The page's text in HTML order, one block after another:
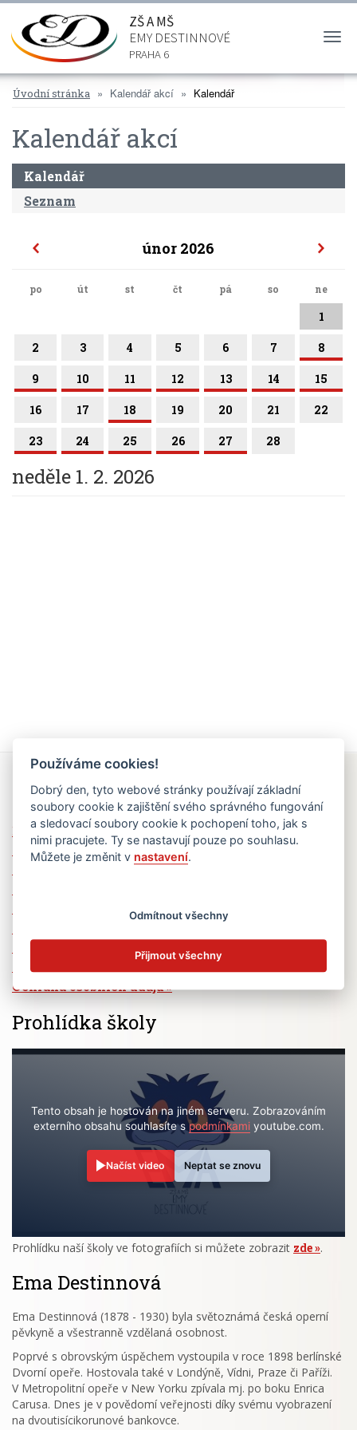
ZŠ A MŠ
EMY DESTINNOVÉ
PRAHA 6
Úvodní stránka Kalendář akcí Kalendář
Kalendář akcí
Kalendář
Seznam
únor 2026
po út st čt pá so ne
1
2 3 4 5 6 7 8
9 10 11 12 13 14 15
16 17 18 19 20 21 22
23 24 25 26 27 28
neděle 1. 2. 2026
Rychlé odkazy
Elektronická žákovská knížka
Jídelní lístek
Volná pracovní místa
Zřizovatel školy (MČ Praha 6)
Ochrana osobních údajů
Prohlídka školy
Tento obsah je hostován na jiném serveru. Zobrazováním
externího obsahu souhlasíte spodmínkamiyoutube.com.
Načíst video Neptat se znovu
Prohlídku naší školy ve fotografiích si můžete zobrazit zde .
Ema Destinnová
Ema Destinnová (1878 - 1930) byla světoznámá česká operní
pěvkyně a všestranně vzdělaná osobnost.
Poprvé s obrovským úspěchem vystoupila v roce 1898 berlínské
Dvorní opeře. Hostovala také v Londýně, Vídni, Praze či Paříži.
V Metropolitní opeře v New Yorku zpívala mj. po boku Enrica
Carusa. Dnes je v povědomí veřejnosti díky svému vyobrazení
na dvoutisícikorunové bankovce.
Používáme cookies!
Dobrý den, tyto webové stránky používají základní
soubory cookie k zajištění svého správného fungování
a sledovací soubory cookie k pochopení toho, jak s
nimi pracujete. Ty se nastavují pouze po souhlasu.
Můžete je změnit v nastavení.
Odmítnout všechny
Přijmout všechny